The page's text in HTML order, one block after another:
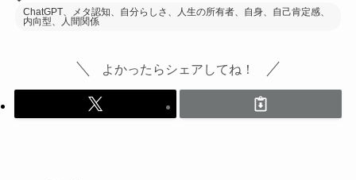
ChatGPT、メタ認知、自分らしさ、人生の所有者、自身、自己肯定感、
内向型、人間関係
よかったらシェアしてね！